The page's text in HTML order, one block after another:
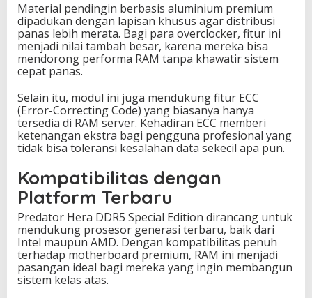
Material pendingin berbasis aluminium premium
dipadukan dengan lapisan khusus agar distribusi
panas lebih merata. Bagi para overclocker, fitur ini
menjadi nilai tambah besar, karena mereka bisa
mendorong performa RAM tanpa khawatir sistem
cepat panas.
Selain itu, modul ini juga mendukung fitur ECC
(Error-Correcting Code) yang biasanya hanya
tersedia di RAM server. Kehadiran ECC memberi
ketenangan ekstra bagi pengguna profesional yang
tidak bisa toleransi kesalahan data sekecil apa pun.
Kompatibilitas dengan
Platform Terbaru
Predator Hera DDR5 Special Edition dirancang untuk
mendukung prosesor generasi terbaru, baik dari
Intel maupun AMD. Dengan kompatibilitas penuh
terhadap motherboard premium, RAM ini menjadi
pasangan ideal bagi mereka yang ingin membangun
sistem kelas atas.